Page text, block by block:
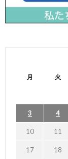
月 火
3 4
10 11
17 18